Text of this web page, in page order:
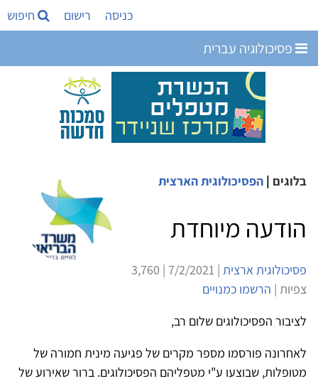
כניסה רישום חיפוש
פסיכולוגיה עברית
בלוגים | הפסיכולוגית הארצית
הודעה מיוחדת
פסיכולוגית ארצית
| 7/2/2021 | 3,760
צפיות | הרשמו כמנויים
לציבור הפסיכולוגים שלום רב,
לאחרונה פורסמו מספר מקרים של פגיעה מינית חמורה של
מטופלות, שבוצעו ע"י מטפליהם הפסיכולוגים. ברור שאירוע של